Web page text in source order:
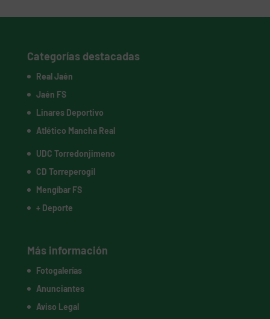
Categorías destacadas
Real Jaén
Jaén FS
Linares Deportivo
Atlético Mancha Real
UDC Torredonjimeno
CD Torreperogil
Mengíbar FS
+ Deporte
Más información
Fotogalerías
Anunciantes
Aviso Legal